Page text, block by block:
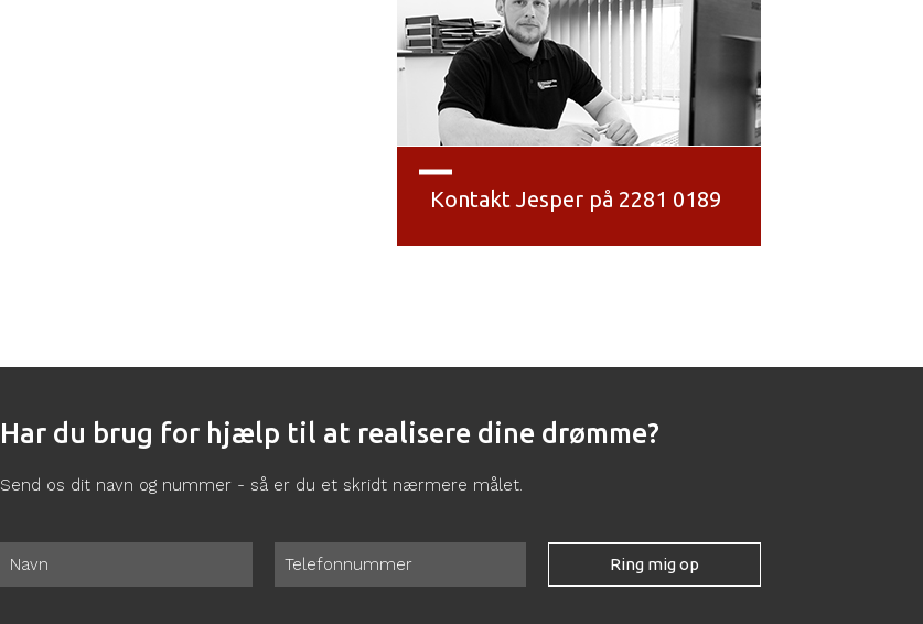
Kontakt Jesper på 2281 0189
Har du brug for hjælp til at realisere dine drømme?
Send os dit navn og nummer - så er du et skridt nærmere målet.